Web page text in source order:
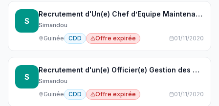
S
Recrutement d'Un(e) Chef d’Equipe Maintenance
Simandou
Guinée
CDD Offre expirée 01/11/2020
S
Recrutement d'un(e) Officier(e) Gestion des Urgences
Simandou
Guinée
CDD Offre expirée 01/11/2020